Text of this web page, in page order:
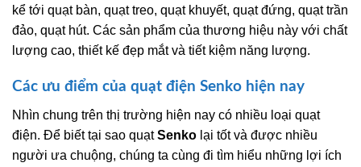
kể tới quạt bàn, quạt treo, quạt khuyết, quạt đứng, quạt trần
đảo, quạt hút. Các sản phẩm của thương hiệu này với chất
lượng cao, thiết kế đẹp mắt và tiết kiệm năng lượng.
Các ưu điểm của quạt điện Senko hiện nay
Nhìn chung trên thị trường hiện nay có nhiều loại quạt
điện. Để biết tại sao quạtSenko lại tốt và được nhiều
người ưa chuộng, chúng ta cùng đi tìm hiểu những lợi ích